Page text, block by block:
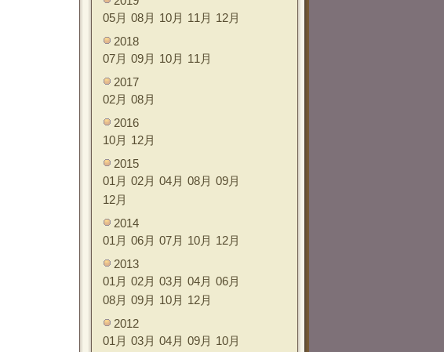
05月 08月 10月 11月 12月
2018
07月 09月 10月 11月
2017
02月 08月
2016
10月 12月
2015
01月 02月 04月 08月 09月
12月
2014
01月 06月 07月 10月 12月
2013
01月 02月 03月 04月 06月
08月 09月 10月 12月
2012
01月 03月 04月 09月 10月